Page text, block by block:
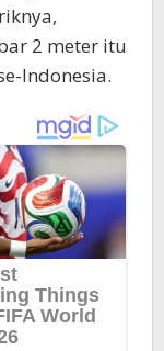
2 meter itu
Indonesia.